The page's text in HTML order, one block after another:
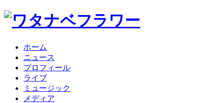
ホーム
ニュース
プロフィール
ライブ
ミュージック
メディア